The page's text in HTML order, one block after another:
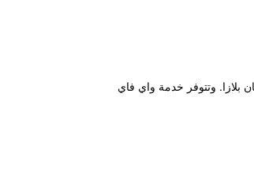
بلازا. وتتوفر خدمة واي فاي